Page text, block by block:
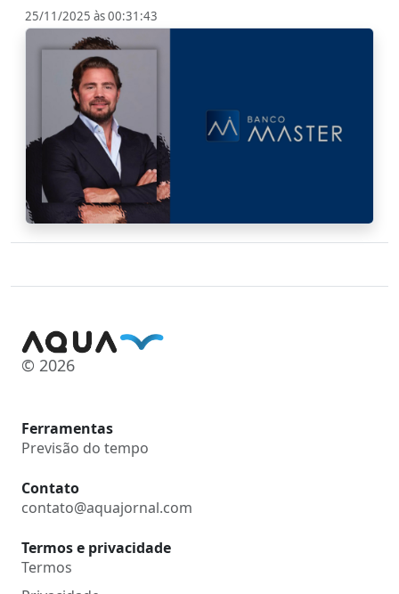
25/11/2025 às 00:31:43
© 2026
Ferramentas
Previsão do tempo
Contato
contato@aquajornal.com
Termos e privacidade
Termos